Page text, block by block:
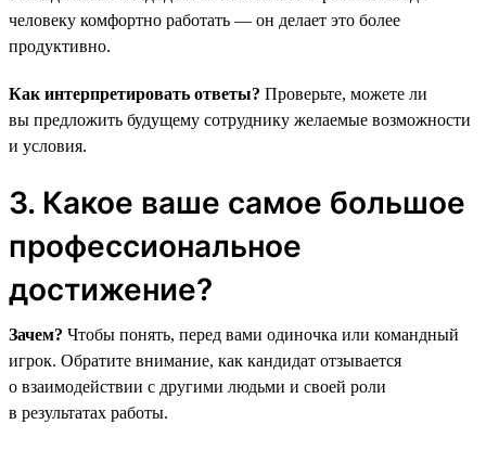
человеку комфортно работать — он делает это более
продуктивно.
Как интерпретировать ответы? Проверьте, можете ли
вы предложить будущему сотруднику желаемые возможности
и условия.
3. Какое ваше самое большое
профессиональное
достижение?
Зачем? Чтобы понять, перед вами одиночка или командный
игрок. Обратите внимание, как кандидат отзывается
о взаимодействии с другими людьми и своей роли
в результатах работы.